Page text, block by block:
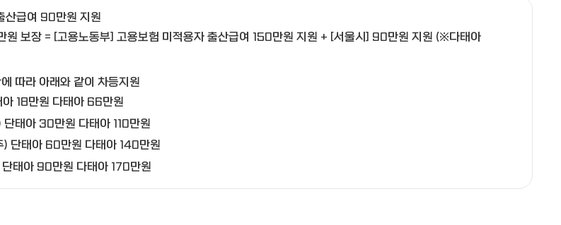
산급여 90만원 지원
원 보장 = [고용노동부] 고용보험 미적용자 출산급여 150만원 지원 + [서울시] 90만원 지원 (※다태아
따라 아래와 같이 차등지원
18만원 다태아 66만원
단태아 30만원 다태아 110만원
단태아 60만원 다태아 140만원
태아 90만원 다태아 170만원